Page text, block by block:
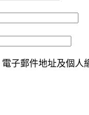
子郵件地址及個人